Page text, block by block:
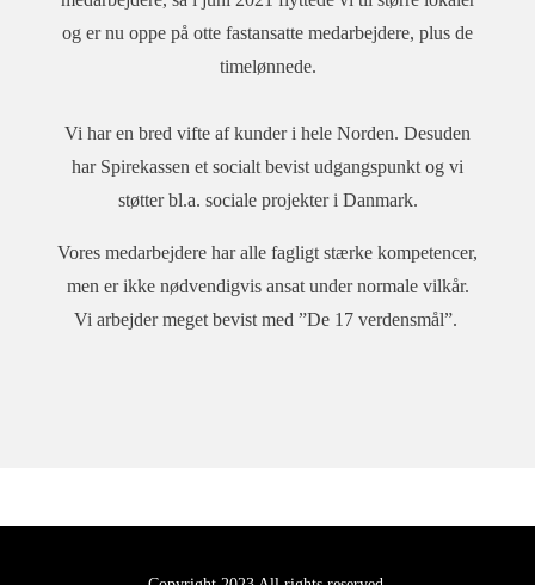
og er nu oppe på otte fastansatte medarbejdere, plus de
timelønnede.
Vi har en bred vifte af kunder i hele Norden. Desuden
har Spirekassen et socialt bevist udgangspunkt og vi
støtter bl.a. sociale projekter i Danmark.
Vores medarbejdere har alle fagligt stærke kompetencer,
men er ikke nødvendigvis ansat under normale vilkår.
Vi arbejder meget bevist med ”De 17 verdensmål”.